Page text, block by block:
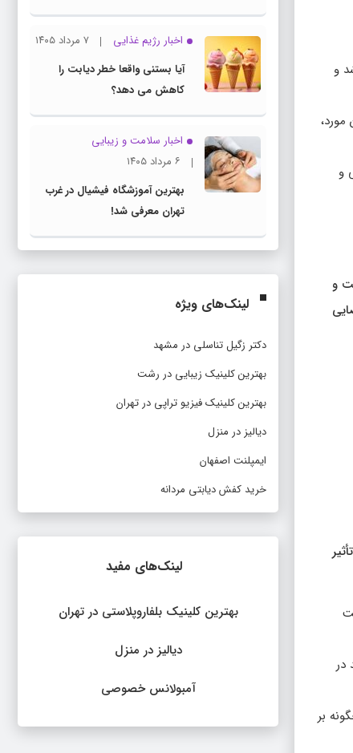
و
و
و
در
بر
اخبار رژیم غذایی
۷ مرداد ۱۴۰۵
آیا بستنی واقعا خطر دیابت را
کاهش می دهد؟
اخبار سلامت و زیبایی
۶ مرداد ۱۴۰۵
بهترین آموزشگاه فیشیال در غرب
تهران معرفی شد!
لینک‌های ویژه
دکتر زگیل تناسلی در مشهد
بهترین کلینیک زیبایی در رشت
بهترین کلینیک فیزیو تراپی در تهران
دیالیز در منزل
ایمپلنت اصفهان
خرید کفش دیابتی مردانه
لینک‌های مفید
بهترین کلینیک بلفاروپلاستی در تهران
دیالیز در منزل
آمبولانس خصوصی